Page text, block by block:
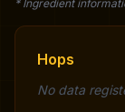
* Ingredient
Hops
No data